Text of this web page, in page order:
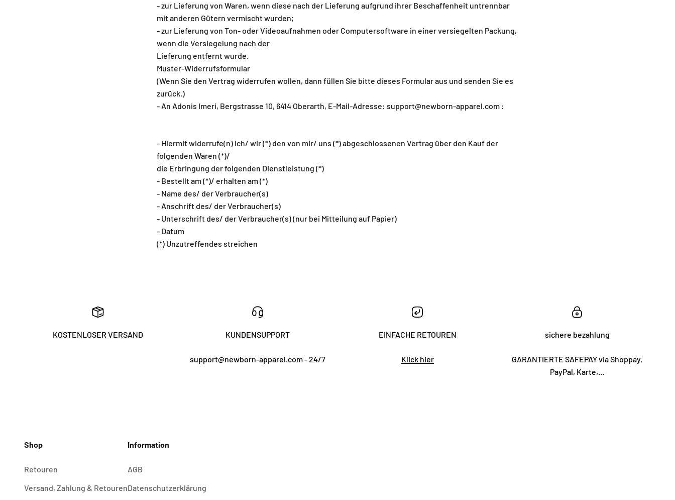
- zur Lieferung von Waren, wenn diese nach der Lieferung aufgrund ihrer Beschaffenheit untrennbar
mit anderen Gütern vermischt wurden;
- zur Lieferung von Ton- oder Videoaufnahmen oder Computersoftware in einer versiegelten Packung,
wenn die Versiegelung nach der
Lieferung entfernt wurde.
Muster-Widerrufsformular
(Wenn Sie den Vertrag widerrufen wollen, dann füllen Sie bitte dieses Formular aus und senden Sie es
zurück.)
- An Adonis Imeri, Bergstrasse 10, 6414 Oberarth, E-Mail-Adresse: support@newborn-apparel.com :
- Hiermit widerrufe(n) ich/ wir (*) den von mir/ uns (*) abgeschlossenen Vertrag über den Kauf der
folgenden Waren (*)/
die Erbringung der folgenden Dienstleistung (*)
- Bestellt am (*)/ erhalten am (*)
- Name des/ der Verbraucher(s)
- Anschrift des/ der Verbraucher(s)
- Unterschrift des/ der Verbraucher(s) (nur bei Mitteilung auf Papier)
- Datum
(*) Unzutreffendes streichen
KOSTENLOSER VERSAND KUNDENSUPPORT
support@newborn-apparel.com - 24/7
EINFACHE RETOUREN
Klick hier
sichere bezahlung
GARANTIERTE SAFEPAY via Shoppay,
PayPal, Karte,...
Shop
Retouren
Versand, Zahlung & Retouren
Information
AGB
Datenschutzerklärung